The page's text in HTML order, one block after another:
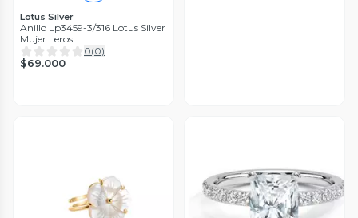
Lotus Silver
Anillo Lp3459-3/316 Lotus Silver
Mujer Leros
0(0)
$69.000